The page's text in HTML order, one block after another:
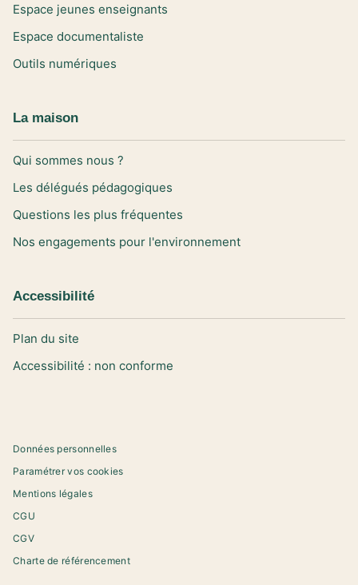
Espace jeunes enseignants
Espace documentaliste
Outils numériques
La maison
Qui sommes nous ?
Les délégués pédagogiques
Questions les plus fréquentes
Nos engagements pour l'environnement
Accessibilité
Plan du site
Accessibilité : non conforme
Données personnelles
Paramétrer vos cookies
Mentions légales
CGU
CGV
Charte de référencement